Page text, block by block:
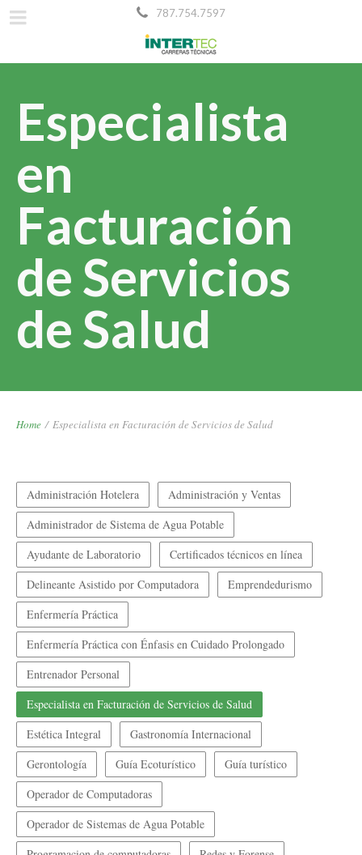
787.754.7597
Especialista
en
Facturación
de Servicios
de Salud
Home / Especialista en Facturación de Servicios de Salud
Administración Hotelera
Administración y Ventas
Administrador de Sistema de Agua Potable
Ayudante de Laboratorio
Certificados técnicos en línea
Delineante Asistido por Computadora
Emprendedurismo
Enfermería Práctica
Enfermería Práctica con Énfasis en Cuidado Prolongado
Entrenador Personal
Especialista en Facturación de Servicios de Salud
Estética Integral
Gastronomía Internacional
Gerontología
Guía Ecoturístico
Guía turístico
Operador de Computadoras
Operador de Sistemas de Agua Potable